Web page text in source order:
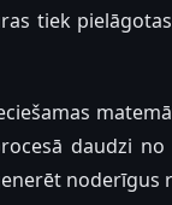
tiek
daudzi
noderīgus